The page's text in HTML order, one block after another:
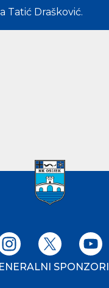
Tatić Drašković.
SPONZORI